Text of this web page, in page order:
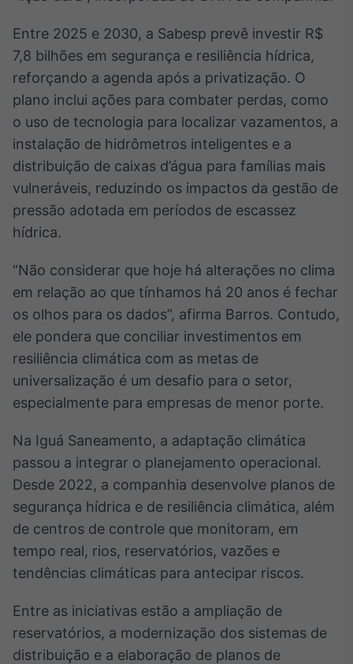
de ativos
Em breve
Crédito
Entre 2025 e 2030, a Sabesp prevê investir R$
7,8 bilhões em segurança e resiliência hídrica,
reforçando a agenda após a privatização. O
plano inclui ações para combater perdas, como
o uso de tecnologia para localizar vazamentos, a
instalação de hidrômetros inteligentes e a
distribuição de caixas d’água para famílias mais
vulneráveis, reduzindo os impactos da gestão de
pressão adotada em períodos de escassez
hídrica.
“Não considerar que hoje há alterações no clima
em relação ao que tínhamos há 20 anos é fechar
os olhos para os dados”, afirma Barros. Contudo,
ele pondera que conciliar investimentos em
resiliência climática com as metas de
universalização é um desafio para o setor,
especialmente para empresas de menor porte.
Na Iguá Saneamento, a adaptação climática
passou a integrar o planejamento operacional.
Desde 2022, a companhia desenvolve planos de
segurança hídrica e de resiliência climática, além
de centros de controle que monitoram, em
tempo real, rios, reservatórios, vazões e
tendências climáticas para antecipar riscos.
Entre as iniciativas estão a ampliação de
reservatórios, a modernização dos sistemas de
distribuição e a elaboração de planos de